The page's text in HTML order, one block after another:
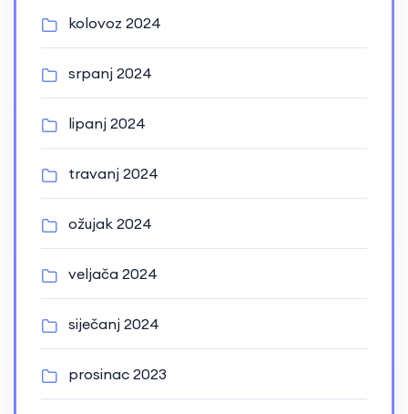
kolovoz 2024
srpanj 2024
lipanj 2024
travanj 2024
ožujak 2024
veljača 2024
siječanj 2024
prosinac 2023